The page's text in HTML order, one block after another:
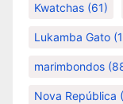
Kwatchas (61)
Lukamba Gato
marimbondos
Nova República